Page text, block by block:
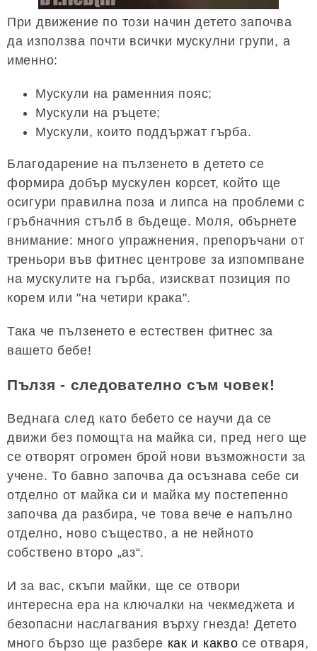
При движение по този начин детето започва
да използва почти всички мускулни групи, а
именно:
Мускули на раменния пояс;
Мускули на ръцете;
Мускули, които поддържат гърба.
Благодарение на пълзенето в детето се
формира добър мускулен корсет, който ще
осигури правилна поза и липса на проблеми с
гръбначния стълб в бъдеще. Моля, обърнете
внимание: много упражнения, препоръчани от
треньори във фитнес центрове за изпомпване
на мускулите на гърба, изискват позиция по
корем или "на четири крака".
Така че пълзенето е естествен фитнес за
вашето бебе!
Пълзя - следователно съм човек!
Веднага след като бебето се научи да се
движи без помощта на майка си, пред него ще
се отворят огромен брой нови възможности за
учене. То бавно започва да осъзнава себе си
отделно от майка си и майка му постепенно
започва да разбира, че това вече е напълно
отделно, ново същество, а не нейното
собствено второ „аз“.
И за вас, скъпи майки, ще се отвори
интересна ера на ключалки на чекмеджета и
безопасни наслагвания върху гнезда! Детето
много бързо ще разбере как и какво се отваря,